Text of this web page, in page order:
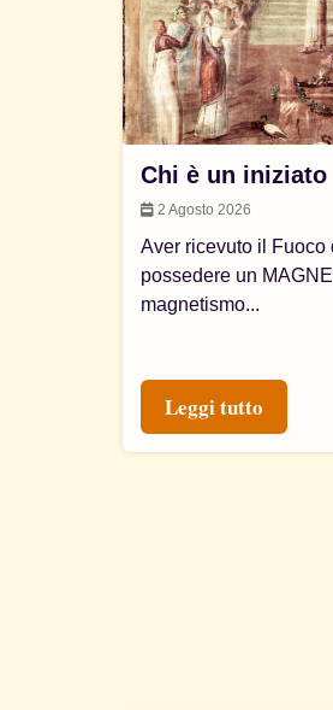
Chi è un iniziato
2 Agosto 2026
Aver ricevuto il Fuoco
possedere un
magnetismo...
Leggi tutto